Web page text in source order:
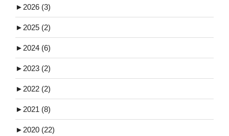
► 2026 (3)
► 2025 (2)
► 2024 (6)
► 2023 (2)
► 2022 (2)
► 2021 (8)
► 2020 (22)